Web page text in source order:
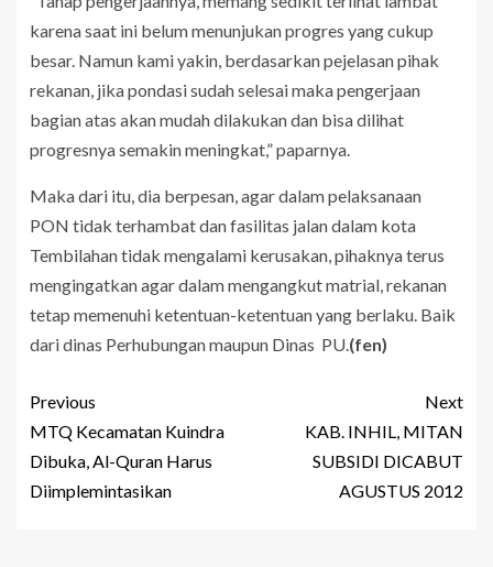
karena saat ini belum menunjukan progres yang cukup
besar. Namun kami yakin, berdasarkan pejelasan pihak
rekanan, jika pondasi sudah selesai maka pengerjaan
bagian atas akan mudah dilakukan dan bisa dilihat
progresnya semakin meningkat,” paparnya.
Maka dari itu, dia berpesan, agar dalam pelaksanaan
PON tidak terhambat dan fasilitas jalan dalam kota
Tembilahan tidak mengalami kerusakan, pihaknya terus
mengingatkan agar dalam mengangkut matrial, rekanan
tetap memenuhi ketentuan-ketentuan yang berlaku. Baik
dari dinas Perhubungan maupun Dinas PU.(fen)
Previous
MTQ Kecamatan Kuindra
Dibuka, Al-Quran Harus
Diimplemintasikan
Next
KAB. INHIL, MITAN
SUBSIDI DICABUT
AGUSTUS 2012